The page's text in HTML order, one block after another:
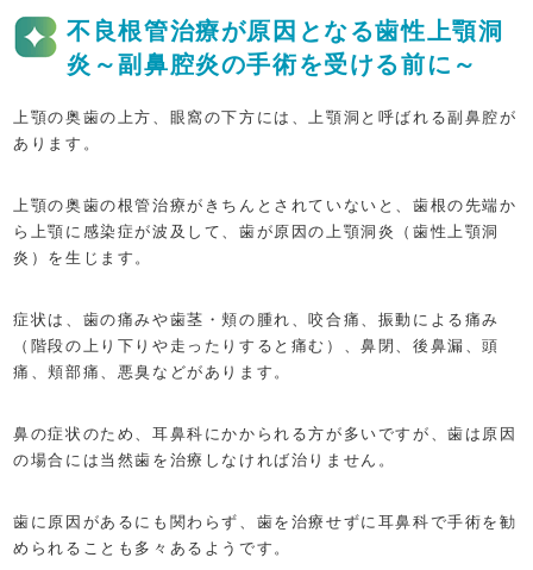
不良根管治療が原因となる歯性上顎洞
炎～副鼻腔炎の手術を受ける前に～
上顎の奥歯の上方、眼窩の下方には、上顎洞と呼ばれる副鼻腔が
あります。
上顎の奥歯の根管治療がきちんとされていないと、歯根の先端か
ら上顎に感染症が波及して、歯が原因の上顎洞炎（歯性上顎洞
炎）を生じます。
症状は、歯の痛みや歯茎・頬の腫れ、咬合痛、振動による痛み
（階段の上り下りや走ったりすると痛む）、鼻閉、後鼻漏、頭
痛、頬部痛、悪臭などがあります。
鼻の症状のため、耳鼻科にかかられる方が多いですが、歯は原因
の場合には当然歯を治療しなければ治りません。
歯に原因があるにも関わらず、歯を治療せずに耳鼻科で手術を勧
められることも多々あるようです。